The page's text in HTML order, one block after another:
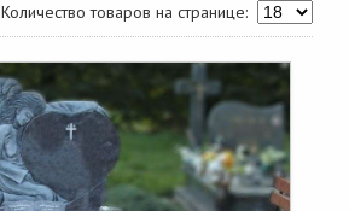
Количество товаров на странице: